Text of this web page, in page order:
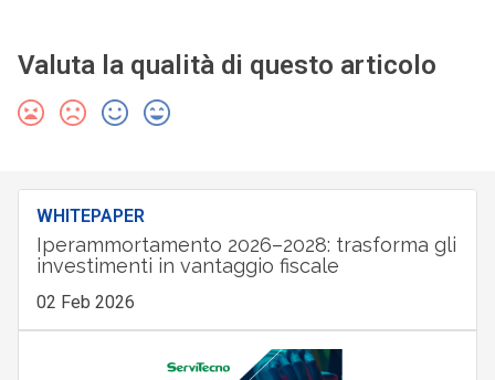
Valuta la qualità di questo articolo
WHITEPAPER
Iperammortamento 2026–2028: trasforma gli
investimenti in vantaggio fiscale
02 Feb 2026